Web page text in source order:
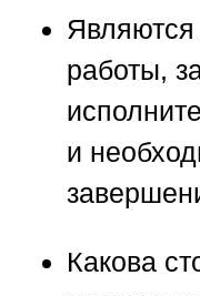
работы,
и
Какова